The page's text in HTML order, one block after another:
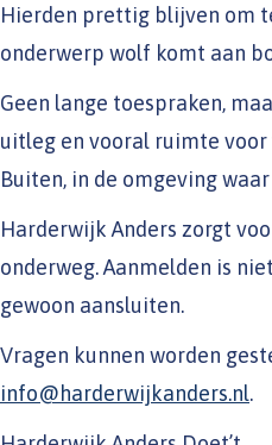
Hierden prettig blijven om
onderwerp wolf komt aan
Geen lange toespraken,
uitleg en vooral ruimte voor
Buiten, in de omgeving
Harderwijk Anders zorgt
onderweg. Aanmelden is
gewoon aansluiten.
Vragen kunnen worden
info@harderwijkanders.nl.